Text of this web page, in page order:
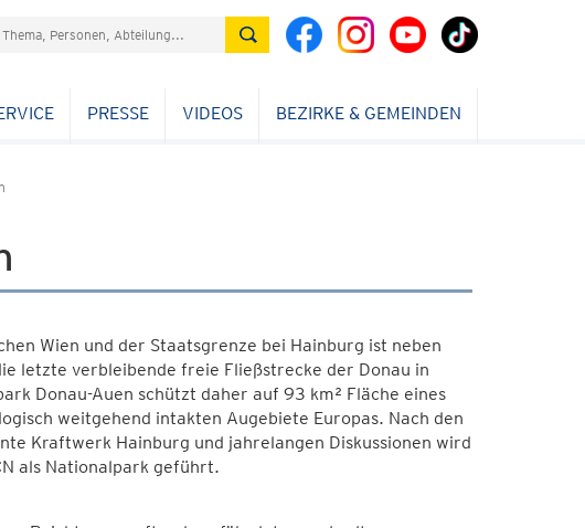
Suchefeld
PRESSE VIDEOS BEZIRKE & GEMEINDEN
Wien und der Staatsgrenze bei Hainburg ist neben
letzte verbleibende freie Fließstrecke der Donau in
Donau-Auen schützt daher auf 93 km² Fläche eines
weitgehend intakten Augebiete Europas. Nach den
Kraftwerk Hainburg und jahrelangen Diskussionen wird
als Nationalpark geführt.